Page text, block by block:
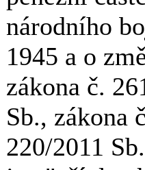
národního
1945 a o
zákona č.
Sb., zákona
220/2011